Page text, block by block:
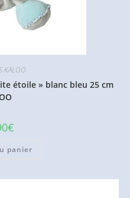
KALOO
étoile » blanc bleu 25 cm
€
panier